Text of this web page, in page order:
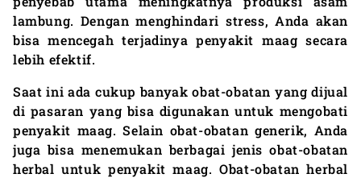
lambung. Dengan menghindari stress, Anda akan
bisa mencegah terjadinya penyakit maag secara
lebih efektif.
Saat ini ada cukup banyak obat-obatan yang dijual
di pasaran yang bisa digunakan untuk mengobati
penyakit maag. Selain obat-obatan generik, Anda
juga bisa menemukan berbagai jenis obat-obatan
herbal untuk penyakit maag. Obat-obatan herbal